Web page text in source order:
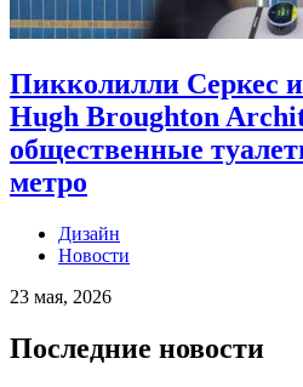
Пикколилли Серкес
Hugh Broughton
общественные
метро
Дизайн
Новости
23 мая, 2026
Последние новости